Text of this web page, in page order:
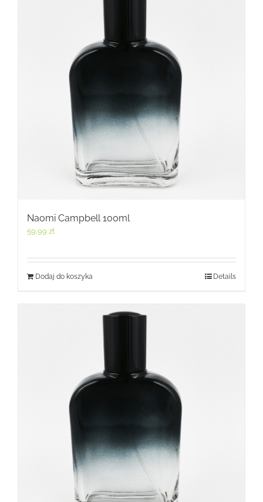
Naomi Campbell 100ml
59,99 zł
Dodaj do koszyka Details